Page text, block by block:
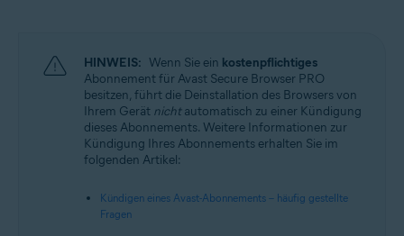
Avast Secure Browser 121.x für Mac
Avast Secure Browser 7.x für Android
Avast Secure Browser 5.x für iOS
Betriebssysteme:
Microsoft Windows 11 Home/Pro/Enterprise/Education
Microsoft Windows 10 Home/Pro/Enterprise/Education – 32-/64-Bit
Apple macOS 13.x (Ventura)
Apple macOS 12.x (Monterey)
HINWEIS: Wenn Sie ein kostenpflichtiges
Abonnement für Avast Secure Browser PRO
besitzen, führt die Deinstallation des Browsers von
Ihrem Gerät nichtautomatisch zu einer Kündigung
dieses Abonnements. Weitere Informationen zur
Kündigung Ihres Abonnements erhalten Sie im
folgenden Artikel:
Kündigen eines Avast-Abonnements – häufig gestellte
Fragen